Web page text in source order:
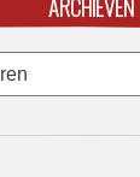
ARCHIEVEN